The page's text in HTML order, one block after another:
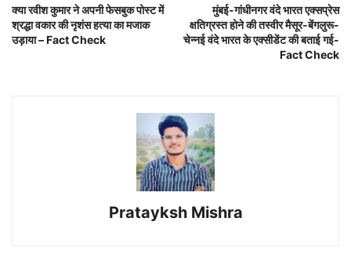
क्या रवीश कुमार ने अपनी फेसबुक पोस्ट में
श्रद्धा वकार की नृशंस हत्या का मजाक
उड़ाया – Fact Check
मुंबई-गांधीनगर वंदे भारत एक्सप्रेस
क्षतिग्रस्त होने की तस्वीर मैसूर-बेंगलुरू-
चेन्नई वंदे भारत के एक्सीडेंट की बताई गई-
Fact Check
Pratayksh Mishra